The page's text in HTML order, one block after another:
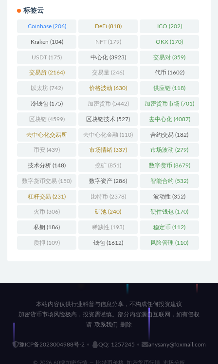
标签云
Coinbase(206) DeFi (818) ICO (202)
Kraken (104) NFT(179) OKX (170)
USDT (175) 中心化(3923) 交易对 (359)
交易所(2164) 交易量 (246) 代币 (1602)
以太坊 (742) 价格波动 (630) 供应链 (118)
冷钱包 (175) 加密货币 (5442) 加密货币市场 (701)
区块链(4599) 区块链技术 (527) 去中心化(4087)
去中心化交易所
(196)
去中心化金融 (110) 合约交易 (182)
币安 (439) 市场情绪 (337) 市场波动 (279)
技术分析 (148) 挖矿 (851) 数字货币 (8679)
数字货币交易 (150) 数字资产 (286) 智能合约 (532)
杠杆交易 (231) 比特币 (2378) 波动性 (352)
火币 (306) 矿池 (240) 硬件钱包 (170)
私钥 (186) 稀缺性 (193) 稳定币 (112)
质押 (109) 钱包(1612) 风险管理 (110)
本站内容仅供行业科普与信息分享，不构成任何投资建议
加密货币市场风险极高，投资需谨慎。部分内容源自互联网，如有侵权
请 联系我们 删除
豫ICP备2023004988号-2 QQ: 1257245 anysany@foxmail.com
© 2026 60搜加密行情 — 比特币价格_加密货币行情_市场分析